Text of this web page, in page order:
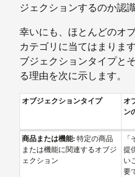
ジェクションするのか認
幸いにも、ほとんどのオ
カテゴリに当てはまりま
ブジェクションタイプと
る理由を次に示します。
オブジェクションタイプ
オ
ン
商品または機能:特定の商品
または機能に関連するオブジ
ェクション
提
い
要